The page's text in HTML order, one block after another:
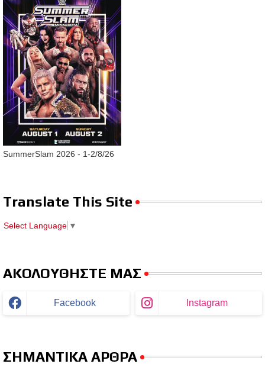
SummerSlam 2026 - 1-2/8/26
Translate This Site
Select Language ▼
ΑΚΟΛΟΥΘΗΣΤΕ ΜΑΣ
Facebook Instagram
ΣΗΜΑΝΤΙΚΑ ΑΡΘΡΑ